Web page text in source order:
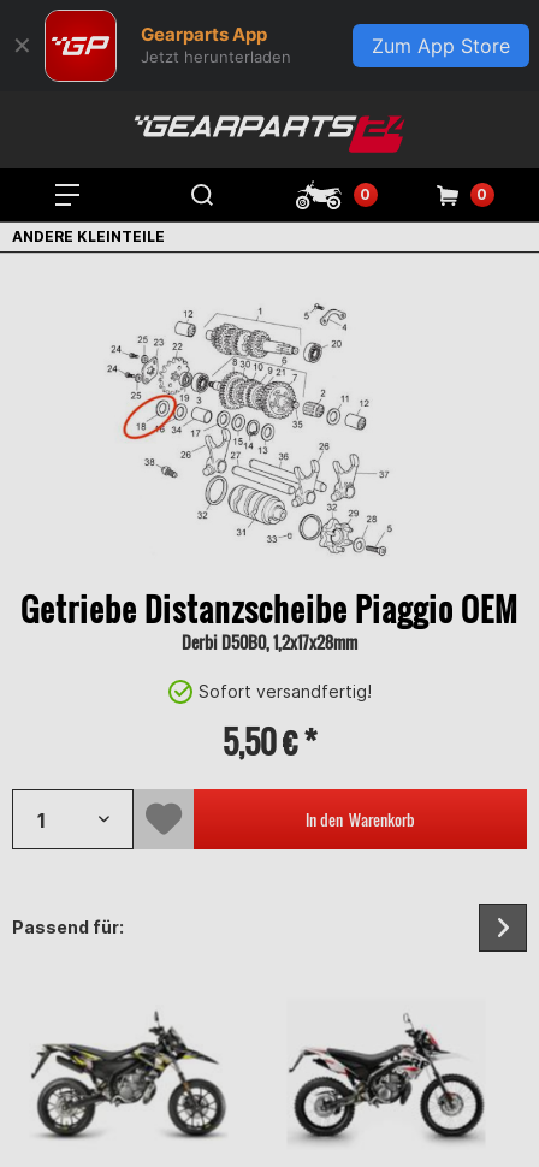
✕ Gearparts App
Jetzt herunterladen Zum App Store
0 0
ANDERE KLEINTEILE
Getriebe Distanzscheibe Piaggio OEM
Derbi D50B0, 1,2x17x28mm
Sofort versandfertig!
5,50 € *
In den Warenkorb
Passend für: